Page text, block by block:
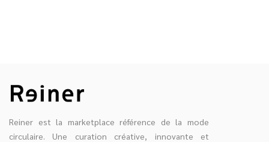
Reiner est la marketplace référence de la mode
circulaire. Une curation créative, innovante et